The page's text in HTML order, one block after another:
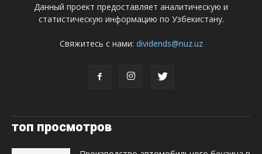
Данный проект предоставляет аналитическую и
статистическую информацию по Узбекистану.
Свяжитесь с нами: dividends@nuz.uz
топ просмотров